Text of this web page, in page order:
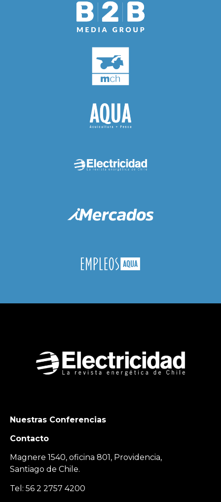
Nuestras Conferencias
Contacto
Magnere 1540, oficina 801, Providencia,
Santiago de Chile.
Tel: 56 2 2757 4200